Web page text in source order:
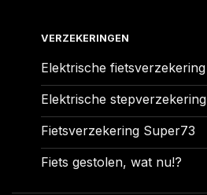
VERZEKERINGEN
Elektrische fietsverzekering
Elektrische stepverzekering
Fietsverzekering Super73
Fiets gestolen, wat nu!?